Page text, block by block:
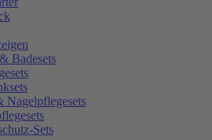
Badesets
Nagelpflegesets
Sets